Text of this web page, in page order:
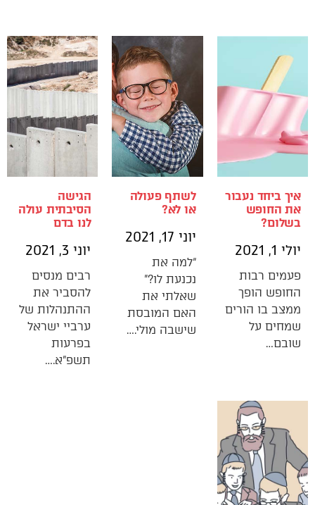
איך ביחד נעבור
את החופש
בשלום?
יולי 1, 2021
פעמים רבות
החופש הופך
ממצב בו הורים
שמחים על
שובם…
לשתף פעולה
או לא?
יוני 17, 2021
“למה את
נכנעת לו?”
שאלתי את
האם המובסת
שישבה מולי.…
הגישה
הסיבתית עולה
לנו בדם
יוני 3, 2021
רבים מנסים
להסביר את
ההתנהלות של
ערביי ישראל
בפרעות
תשפ”א.…